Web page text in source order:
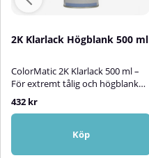
2K Klarlack Högblank 500 ml
ColorMatic 2K Klarlack 500 ml –
För extremt tålig och högblank
ytaColorMatic 2K Klarlack är en
högblank, tvåkomponents
klarlack i sprayform med
exceptionell tålighet. Den är
432 kr
Köp